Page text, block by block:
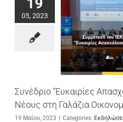
05, 2023
Συνέδριο “Ευκαιρίες
Νέους στη Γαλάζια
19 Μαΐου, 2023 | Categories: